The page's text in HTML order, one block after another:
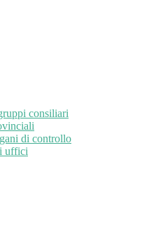
consiliari
di controllo
uffici